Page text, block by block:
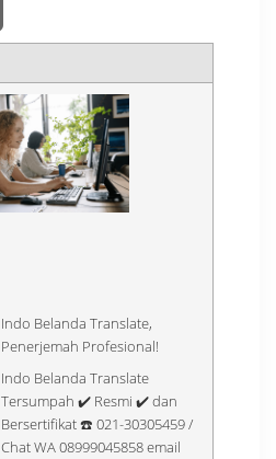
Indo Belanda Translate,
Penerjemah Profesional!
Indo Belanda Translate
Tersumpah ✔️ Resmi ✔️ dan
Bersertifikat ☎️ 021-30305459 /
Chat WA 08999045858 email